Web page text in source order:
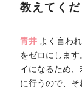
教えてくだ
青井 よく言わ
をゼロにしま
イになるため
に行うので、